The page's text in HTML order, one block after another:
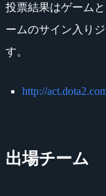
投票結果はゲーム
ームのサイン入り
す。
http://
出場チーム